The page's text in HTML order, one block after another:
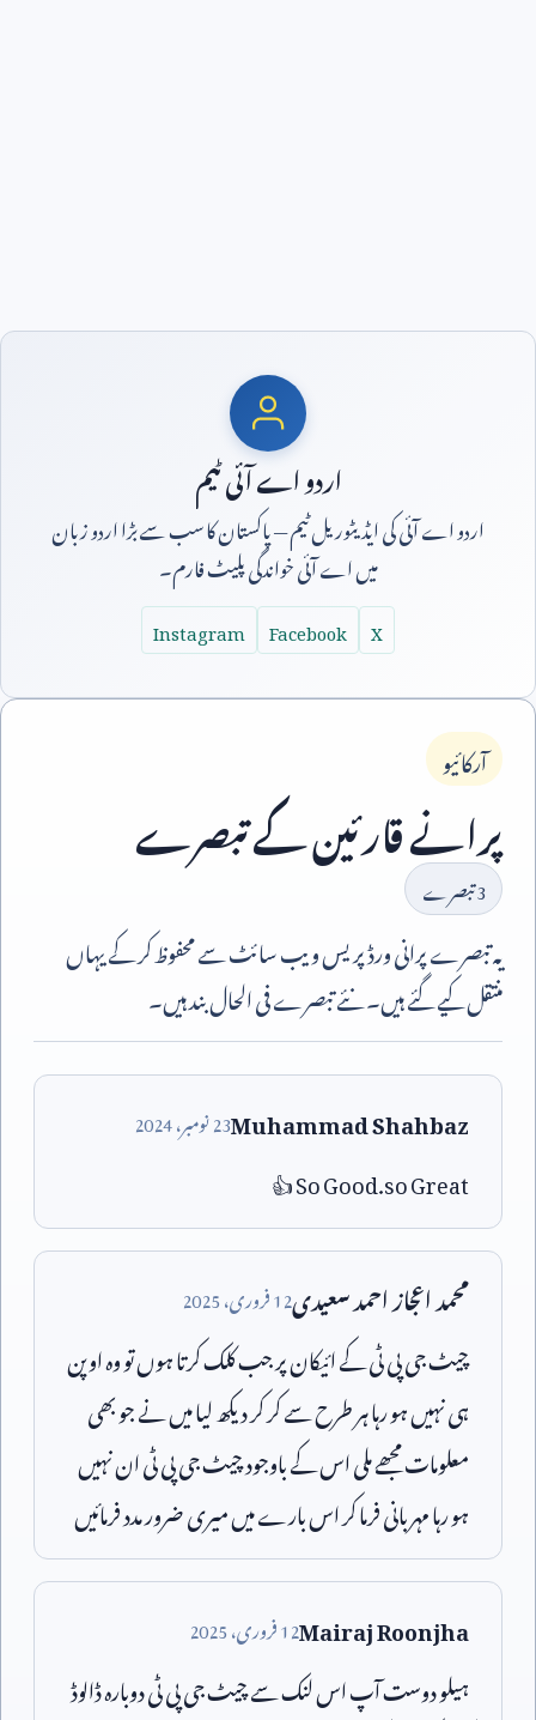
اردو اے آئی ٹیم
اردو اے آئی کی ایڈیٹوریل ٹیم — پاکستان کا سب سے بڑا اردو زبان
میں اے آئی خواندگی پلیٹ فارم۔
X
Facebook
Instagram
آرکائیو
پرانے قارئین کے تبصرے
3تبصرے
یہ تبصرے پرانی ورڈپریس ویب سائٹ سے محفوظ کر کے یہاں
منتقل کیے گئے ہیں۔ نئے تبصرے فی الحال بند ہیں۔
Muhammad Shahbaz
23نومبر،2024
So Good.so Great
👍
محمد اعجاز احمد سعیدی12فروری،2025
چیٹ جی پی ٹی کے ائیکان پر جب کلک کرتا ہوں تو وہ اوپن
ہی نہیں ہو رہا ہر طرح سے کر کر دیکھ لیا میں نے جو بھی
معلومات مجھے ملی اس کے باوجود چیٹ جی پی ٹی ان نہیں
ہو رہا مہربانی فرما کر اس بارے میں میری ضرور مدد فرمائیں
Mairaj Roonjha
12فروری،2025
ہیلو دوست آپ اس لنک سے چیٹ جی پی ٹی دوبارہ ڈالوڈ